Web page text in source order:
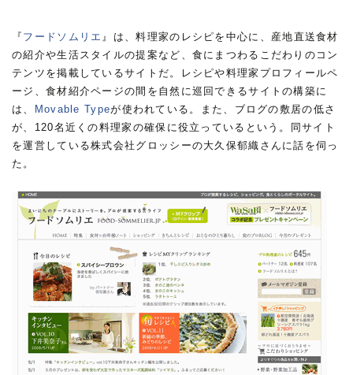
『 フードソムリエ 』は、料理家のレシピを中心に、産地直送食材
の紹介や生活スタイルの提案など、食にまつわるこだわりのコン
テンツを掲載しているサイトだ。レシピや料理家プロフィールペ
ージ、食材紹介ページの間を自然に巡回できるサイトの構築に
は、
Movable Typeが使われている。また、ブログの敷居の低さ
が、120名近くの料理家の確保に役立っているという。同サイト
を運営している株式会社グロッシーの大久保郁織さんに話を伺っ
た。